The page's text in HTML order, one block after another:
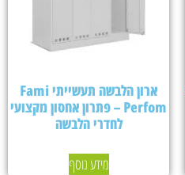
ארון הלבשה תעשייתי Fami
Perfom – פתרון אחסון מקצועי
לחדרי הלבשה
מידע נוסף